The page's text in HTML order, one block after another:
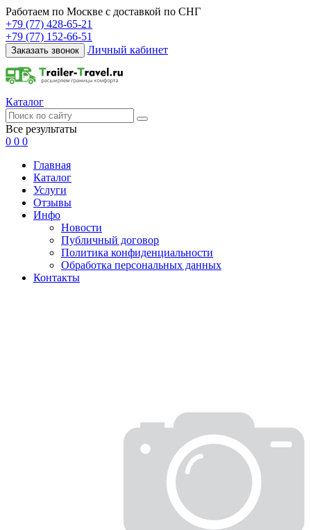
Работаем по Москве с доставкой по СНГ
+79 (77) 428-65-21
+79 (77) 152-66-51
Заказать звонок Личный кабинет
Каталог
Все результаты
0 0 0
Главная
Каталог
Услуги
Отзывы
Инфо
Новости
Публичный договор
Политика конфиденциальности
Обработка персональных данных
Контакты